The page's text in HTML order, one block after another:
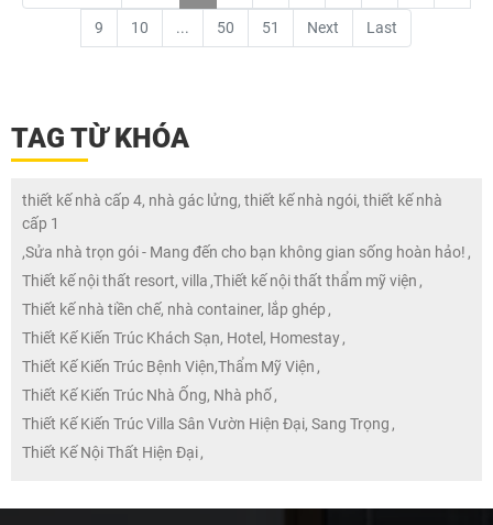
9 10 ... 50 51 Next Last
TAG TỪ KHÓA
thiết kế nhà cấp 4, nhà gác lửng, thiết kế nhà ngói, thiết kế nhà
cấp 1
,Sửa nhà trọn gói - Mang đến cho bạn không gian sống hoàn hảo! ,
Thiết kế nội thất resort, villa ,Thiết kế nội thất thẩm mỹ viện ,
Thiết kế nhà tiền chế, nhà container, lắp ghép ,
Thiết Kế Kiến Trúc Khách Sạn, Hotel, Homestay,
Thiết Kế Kiến Trúc Bệnh Viện,Thẩm Mỹ Viện ,
Thiết Kế Kiến Trúc Nhà Ống, Nhà phố,
Thiết Kế Kiến Trúc Villa Sân Vườn Hiện Đại, Sang Trọng ,
Thiết Kế Nội Thất Hiện Đại,